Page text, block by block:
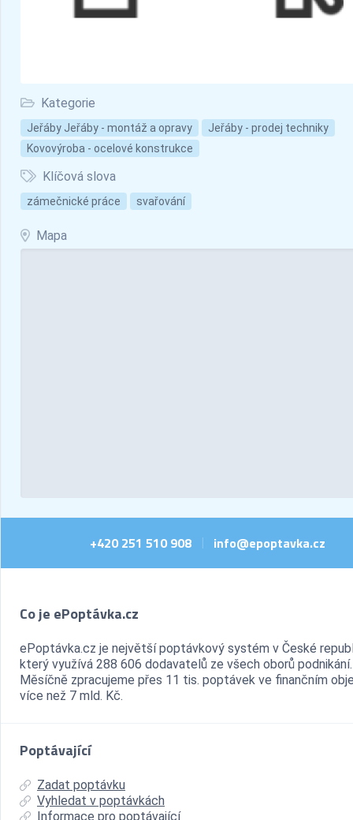
Kategorie
Jeřáby Jeřáby - montáž a opravy
Jeřáby - prodej techniky
Kovovýroba - ocelové konstrukce
Klíčová slova
zámečnické práce svařování
Mapa
+420 251 510 908 | info@epoptavka.cz
Co je ePoptávka.cz
ePoptávka.cz je největší poptávkový systém v České
který využívá 288 606 dodavatelů ze všech oborů podnikání.
Měsíčně zpracujeme přes 11 tis. poptávek ve finančním
více než 7 mld. Kč.
Poptávající
Zadat poptávku
Vyhledat v poptávkách
Informace pro poptávající